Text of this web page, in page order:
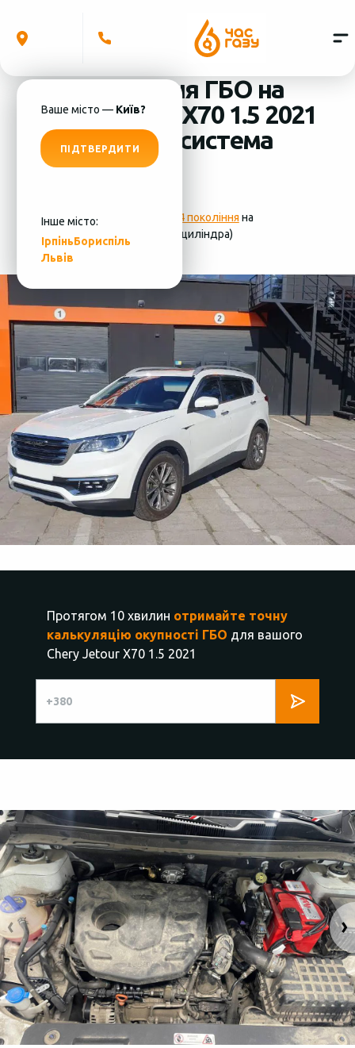
Ваше місто — Київ?
ПІДТВЕРДИТИ
Інше місто:
ІрпіньБориспіль
Львів
Встановлення ГБО на
Chery Jetour X70 1.5 2021
(4 циліндра) система
ГБО - MRC
Фотографії установки ГБО 4 покоління на
Chery Jetour X70 1.5 2021 (4 циліндра)
Протягом 10 хвилин отримайте точну
калькуляцію окупності ГБО для вашого
Chery Jetour X70 1.5 2021